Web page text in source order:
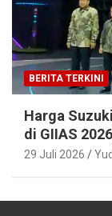
BERITA TERKINI
Harga
di GIIAS
29 Juli 2026